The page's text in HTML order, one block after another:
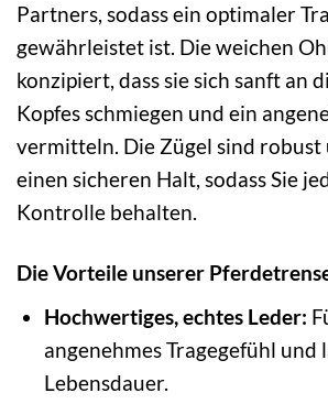
Partners, sodass ein optimaler
gewährleistet ist. Die weichen
konzipiert, dass sie sich sanft an
Kopfes schmiegen und ein
vermitteln. Die Zügel sind robust
einen sicheren Halt, sodass Sie
Kontrolle behalten.
Die Vorteile unserer
Hochwertiges, echtes Leder:
angenehmes Tragegefühl und
Lebensdauer.